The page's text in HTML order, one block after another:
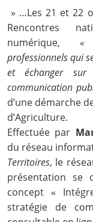
» …Les 21 et 22
Rencontres
numérique,
«
professionnels qui
et échanger
communication
d’une démarche
d’Agriculture.
Effectuée par
du réseau
Territoires, le
présentation se
concept «
stratégie de